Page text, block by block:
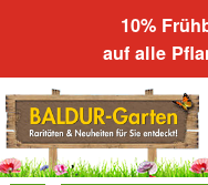
10%
auf alle